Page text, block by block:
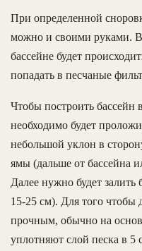
При определенной
можно и своими руками. В
бассейне будет
попадать в песчаные
Чтобы построить бассейн
необходимо будет
небольшой уклон в
ямы (дальше от бассейна
Далее нужно будет
15-25 см). Для того
прочным, обычно на
уплотняют слой песка в 5